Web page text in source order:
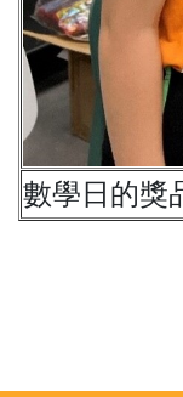
數學日的獎